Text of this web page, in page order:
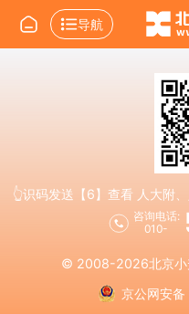
导航
👆识码发送【6】查看 人大附
咨询电话:
010-
© 2008-2026北京
京公网安